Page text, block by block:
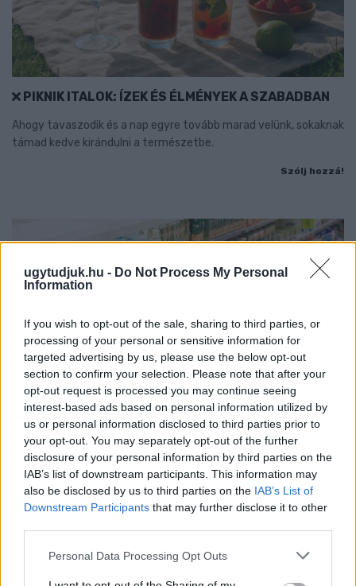
ugytudjuk.hu - Do Not Process My Personal
Information
If you wish to opt-out of the sale, sharing to third parties, or
processing of your personal or sensitive information for
targeted advertising by us, please use the below opt-out
section to confirm your selection. Please note that after your
opt-out request is processed you may continue seeing
interest-based ads based on personal information utilized by
us or personal information disclosed to third parties prior to
your opt-out. You may separately opt-out of the further
disclosure of your personal information by third parties on the
IAB’s list of downstream participants. This information may
also be disclosed by us to third parties on the IAB’s List of
Downstream Participants that may further disclose it to other
Please note that this website/app uses one or more Google
Personal Data Processing Opt Outs
PIKNIK ITALOK: ÍZEK ÉS ÉLMÉNYEK A SZABADBAN
Ahogy tavaszodik és a nap egyre tovább marad velünk, sokaknak
támad kedve kirándulni a természetbe.
Szólj hozzá!
ÖRÖMHÍR: TÍZ ÉVE NEM VOLT ILYEN ALACSONY AZ
INFLÁCIÓ MAGYARORSZÁGON
Júliusban mindössze 1,2 százalékkal emelkedtek éves
összevetésben a fogyasztói árak, miközben az élelmiszerek ára
már csökkent.
Szólj hozzá!